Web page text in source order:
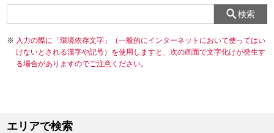
検索
入力の際に「環境依存文字」（一般的にインターネットにおいて使ってはい
けないとされる漢字や記号）を使用しますと、次の画面で文字化けが発生す
る場合がありますのでご注意ください。
エリアで検索